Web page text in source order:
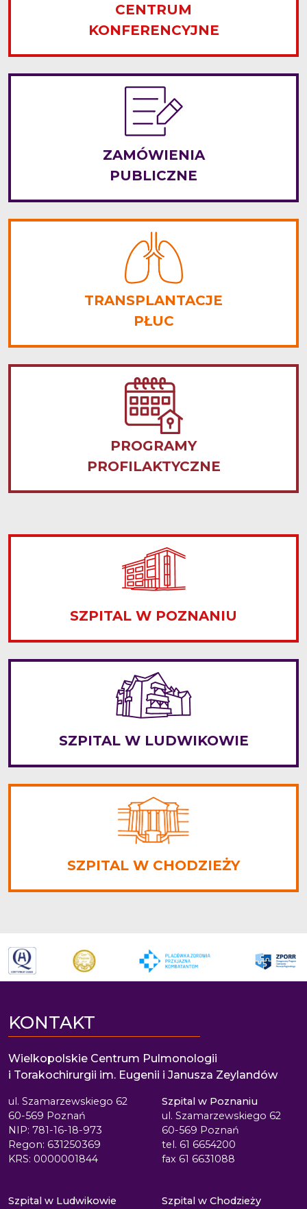
CENTRUM
KONFERENCYJNE
ZAMÓWIENIA
PUBLICZNE
TRANSPLANTACJE
PŁUC
PROGRAMY
PROFILAKTYCZNE
SZPITAL W POZNANIU
SZPITAL W LUDWIKOWIE
SZPITAL W CHODZIEŻY
KONTAKT
Wielkopolskie Centrum Pulmonologii
i Torakochirurgii im. Eugenii i Janusza Zeylandów
ul. Szamarzewskiego 62
60-569 Poznań
NIP: 781-16-18-973
Regon: 631250369
KRS: 0000001844
Szpital w Poznaniu
ul. Szamarzewskiego 62
60-569 Poznań
tel. 61 6654200
fax 61 6631088
Szpital w Ludwikowie Szpital w Chodzieży